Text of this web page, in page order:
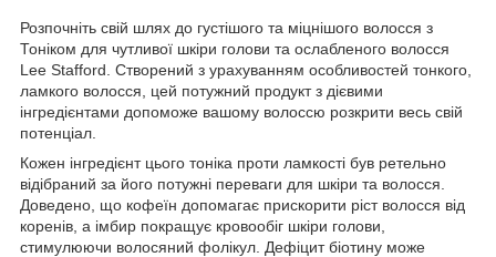
Розпочніть свій шлях до густішого та міцнішого волосся з
Тоніком для чутливої шкіри голови та ослабленого волосся
Lee Stafford. Створений з урахуванням особливостей тонкого,
ламкого волосся, цей потужний продукт з дієвими
інгредієнтами допоможе вашому волоссю розкрити весь свій
потенціал.
Кожен інгредієнт цього тоніка проти ламкості був ретельно
відібраний за його потужні переваги для шкіри та волосся.
Доведено, що кофеїн допомагає прискорити ріст волосся від
коренів, а імбир покращує кровообіг шкіри голови,
стимулюючи волосяний фолікул. Дефіцит біотину може